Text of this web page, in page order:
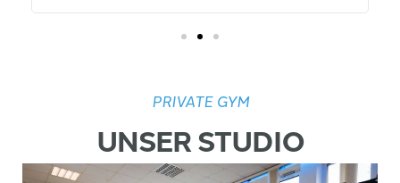
PRIVATE GYM
UNSER STUDIO